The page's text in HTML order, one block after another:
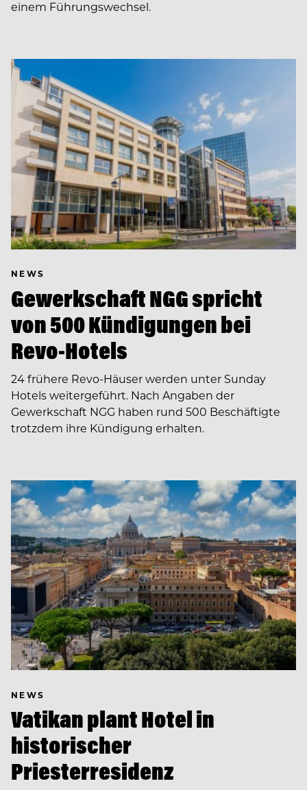
einem Führungswechsel.
NEWS
Gewerkschaft NGG spricht
von 500 Kündigungen bei
Revo-Hotels
24 frühere Revo-Häuser werden unter Sunday
Hotels weitergeführt. Nach Angaben der
Gewerkschaft NGG haben rund 500 Beschäftigte
trotzdem ihre Kündigung erhalten.
NEWS
Vatikan plant Hotel in
historischer
Priesterresidenz